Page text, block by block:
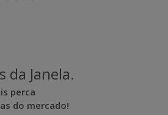
da Janela.
perca
do mercado!